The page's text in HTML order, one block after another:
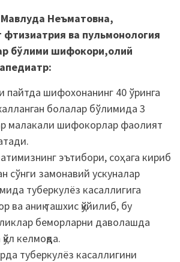
Неъматовна,
фтизиатрия ва пульмонология
бўлими шифокори,олий
пайтда шифохонанинг 40 ўринга
болалар бўлимида 3
малакали шифокорлар фаолият
эътибори, соҳага кириб
сўнги замонавий ускуналар
туберкулёз касаллигига
ва аниқ ташхис қўйилиб, бу
беморларни даволашда
келмоқда.
туберкулёз касаллигини